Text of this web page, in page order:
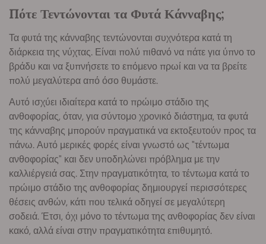
Πότε Τεντώνονται τα Φυτά Κάνναβης;
Τα φυτά της κάνναβης τεντώνονται συχνότερα κατά τη
διάρκεια της νύχτας. Είναι πολύ πιθανό να πάτε για ύπνο το
βράδυ και να ξυπνήσετε το επόμενο πρωί και να τα βρείτε
πολύ μεγαλύτερα από όσο θυμάστε.
Αυτό ισχύει ιδιαίτερα κατά το πρώιμο στάδιο της
ανθοφορίας, όταν, για σύντομο χρονικό διάστημα, τα φυτά
της κάνναβης μπορούν πραγματικά να εκτοξευτούν προς τα
πάνω. Αυτό μερικές φορές είναι γνωστό ως "τέντωμα
ανθοφορίας" και δεν υποδηλώνει πρόβλημα με την
καλλιέργειά σας. Στην πραγματικότητα, το τέντωμα κατά το
πρώιμο στάδιο της ανθοφορίας δημιουργεί περισσότερες
θέσεις ανθών, κάτι που τελικά οδηγεί σε μεγαλύτερη
σοδειά. Έτσι, όχι μόνο το τέντωμα της ανθοφορίας δεν είναι
κακό, αλλά είναι στην πραγματικότητα επιθυμητό.